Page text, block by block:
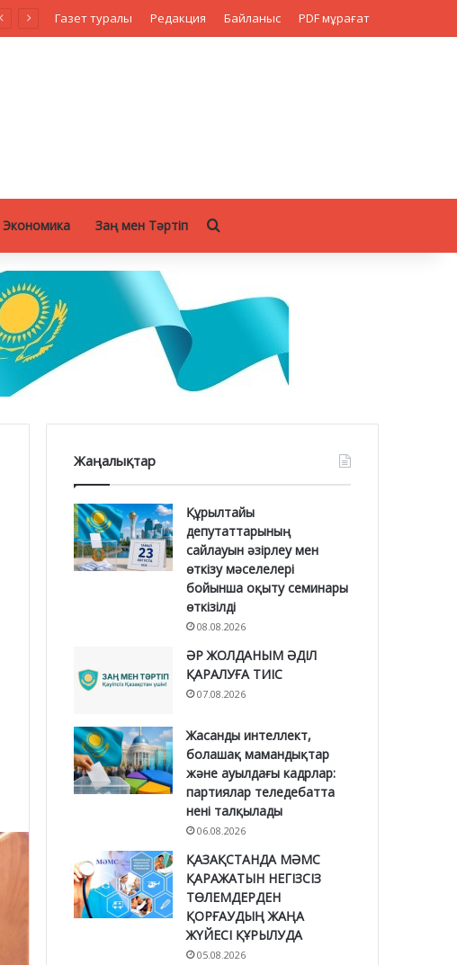
Газет туралы Редакция Байланыс PDF мұрағат
Экономика Заң мен Тәртіп
Жаңалықтар
Құрылтайы
депутаттарының
сайлауын әзірлеу мен
өткізу мәселелері
бойынша оқыту семинары
өткізілді
08.08.2026
ӘР ЖОЛДАНЫМ ӘДІЛ
ҚАРАЛУҒА ТИІС
07.08.2026
Жасанды интеллект,
болашақ мамандықтар
және ауылдағы кадрлар:
партиялар теледебатта
нені талқылады
06.08.2026
ҚАЗАҚСТАНДА МӘМС
ҚАРАЖАТЫН НЕГІЗСІЗ
ТӨЛЕМДЕРДЕН
ҚОРҒАУДЫҢ ЖАҢА
ЖҮЙЕСІ ҚҰРЫЛУДА
05.08.2026